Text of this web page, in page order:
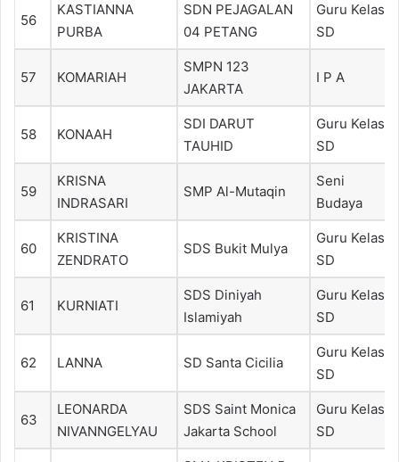
56
KASTIANNA
PURBA
SDN PEJAGALAN
04 PETANG
Guru Kelas
SD
57 KOMARIAH
SMPN 123
JAKARTA
I P A
58 KONAAH
SDI DARUT
TAUHID
Guru Kelas
SD
59
KRISNA
INDRASARI
SMP Al-Mutaqin
Seni
Budaya
60
KRISTINA
ZENDRATO
SDS Bukit Mulya
Guru Kelas
SD
61 KURNIATI
SDS Diniyah
Islamiyah
Guru Kelas
SD
62 LANNA SD Santa Cicilia
Guru Kelas
SD
63
LEONARDA
NIVANNGELYAU
SDS Saint Monica
Jakarta School
Guru Kelas
SD